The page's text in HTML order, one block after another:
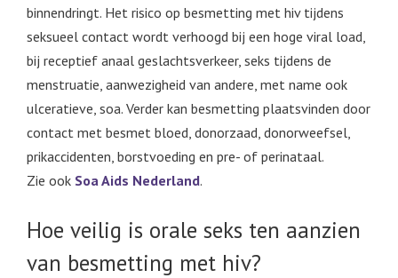
binnendringt. Het risico op besmetting met hiv tijdens
seksueel contact wordt verhoogd bij een hoge viral load,
bij receptief anaal geslachtsverkeer, seks tijdens de
menstruatie, aanwezigheid van andere, met name ook
ulceratieve, soa. Verder kan besmetting plaatsvinden door
contact met besmet bloed, donorzaad, donorweefsel,
prikaccidenten, borstvoeding en pre- of perinataal.
Zie ook Soa Aids Nederland.
Hoe veilig is orale seks ten aanzien
van besmetting met hiv?